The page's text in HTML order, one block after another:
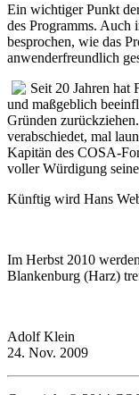
Ein wichtiger Punkt
des Programms. Auch
besprochen, wie das
anwenderfreundlich
Seit 20 Jahren hat
und maßgeblich
Gründen
verabschiedet, mal
Kapitän des COSA-
voller Würdigung
Künftig wird Hans
Im Herbst 2010
Blankenburg (Harz)
Adolf Klein
24. Nov. 2009